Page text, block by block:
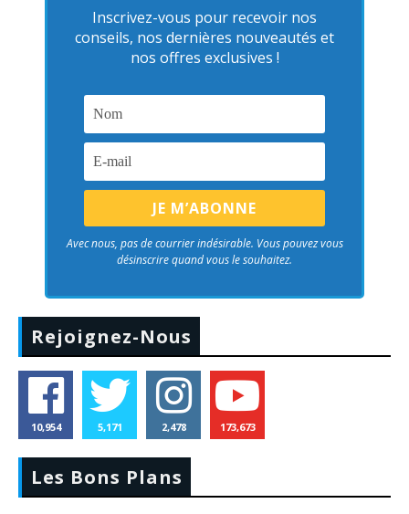
Inscrivez-vous pour recevoir nos
conseils, nos dernières nouveautés et
nos offres exclusives !
Avec nous, pas de courrier indésirable. Vous pouvez vous
désinscrire quand vous le souhaitez.
Rejoignez-Nous
10,954 5,171 2,478 173,673
Les Bons Plans